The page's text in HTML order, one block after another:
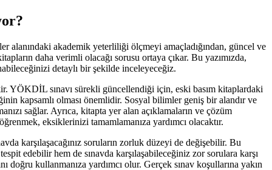
alanındaki akademik yeterliliği ölçmeyi amaçladığından, güncel ve
daha verimli olacağı sorusu ortaya çıkar. Bu yazımızda,
detaylı bir şekilde inceleyeceğiz.
YÖKDİL sınavı sürekli güncellendiği için, eski basım kitaplardaki
kapsamlı olması önemlidir. Sosyal bilimler geniş bir alandır ve
sağlar. Ayrıca, kitapta yer alan açıklamaların ve çözüm
eksiklerinizi tamamlamanıza yardımcı olacaktır.
karşılaşacağınız soruların zorluk düzeyi de değişebilir. Bu
edebilir hem de sınavda karşılaşabileceğiniz zor sorulara karşı
doğru kullanmanıza yardımcı olur. Gerçek sınav koşullarına yakın